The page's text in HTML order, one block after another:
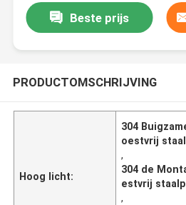
Beste prijs
PRODUCTOMSCHRIJVING
Hoog licht:
304
oestvrij
,
304 de
estvrij
,